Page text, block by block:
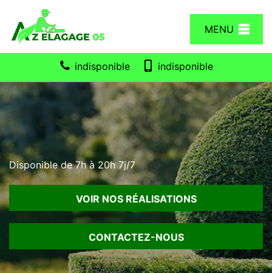
MENU
indisponible indisponible
Disponible de 7h à 20h 7j/7
VOIR NOS RÉALISATIONS
CONTACTEZ-NOUS